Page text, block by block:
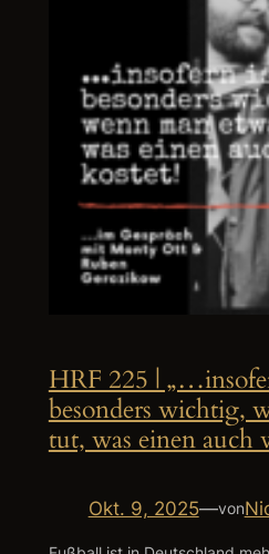
HRF 225 |
besonders wichtig,
tut, was einen auch
Okt. 9, 2025—von